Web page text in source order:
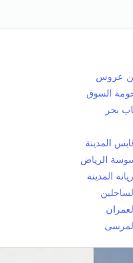
عروس
السوق
بحر
المدينة
الرياض
اريانة المدينة
الساحلين
العمران
المرسى